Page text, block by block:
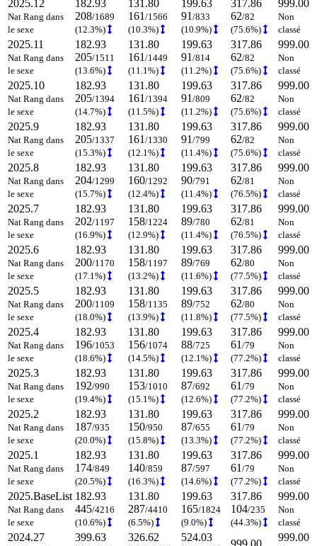
2025.12
Nat Rang dans
le sexe
182.93
208/1689
(12.3%)
131.80
161 /1566
(10.3%)
199.63
91 /833
(10.9%)
317.86
62/82
(75.6%)
999.00
Non
classé
2025.11
Nat Rang dans
le sexe
182.93
205/1511
(13.6%)
131.80
161 /1449
(11.1%)
199.63
91 /814
(11.2%)
317.86
62/82
(75.6%)
999.00
Non
classé
2025.10
Nat Rang dans
le sexe
182.93
205/1394
(14.7%)
131.80
161 /1394
(11.5%)
199.63
91 /809
(11.2%)
317.86
62/82
(75.6%)
999.00
Non
classé
2025.9
Nat Rang dans
le sexe
182.93
205/1337
(15.3%)
131.80
161 /1330
(12.1%)
199.63
91 /799
(11.4%)
317.86
62/82
(75.6%)
999.00
Non
classé
2025.8
Nat Rang dans
le sexe
182.93
204/1299
(15.7%)
131.80
160/1292
(12.4%)
199.63
90/791
(11.4%)
317.86
62/81
(76.5%)
999.00
Non
classé
2025.7
Nat Rang dans
le sexe
182.93
202/1197
(16.9%)
131.80
158/1224
(12.9%)
199.63
89/780
(11.4%)
317.86
62/81
(76.5%)
999.00
Non
classé
2025.6
Nat Rang dans
le sexe
182.93
200/1170
(17.1%)
131.80
158/1197
(13.2%)
199.63
89/769
(11.6%)
317.86
62/80
(77.5%)
999.00
Non
classé
2025.5
Nat Rang dans
le sexe
182.93
200/1109
(18.0%)
131.80
158/1135
(13.9%)
199.63
89/752
(11.8%)
317.86
62/80
(77.5%)
999.00
Non
classé
2025.4
Nat Rang dans
le sexe
182.93
196/1053
(18.6%)
131.80
156/1074
(14.5%)
199.63
88/725
(12.1%)
317.86
61 /79
(77.2%)
999.00
Non
classé
2025.3
Nat Rang dans
le sexe
182.93
192/990
(19.4%)
131.80
153/1010
(15.1%)
199.63
87/692
(12.6%)
317.86
61 /79
(77.2%)
999.00
Non
classé
2025.2
Nat Rang dans
le sexe
182.93
187/935
(20.0%)
131.80
150/950
(15.8%)
199.63
87/655
(13.3%)
317.86
61 /79
(77.2%)
999.00
Non
classé
2025.1
Nat Rang dans
le sexe
182.93
174/849
(20.5%)
131.80
140/859
(16.3%)
199.63
87/597
(14.6%)
317.86
61 /79
(77.2%)
999.00
Non
classé
2025.BaseList
Nat Rang dans
le sexe
182.93
445/4216
(10.6%)
131.80
287/4410
(6.5%)
199.63
165/1824
(9.0%)
317.86
104/235
(44.3%)
999.00
Non
classé
2024.27
399.63
326.62
524.03
999.00
999.00